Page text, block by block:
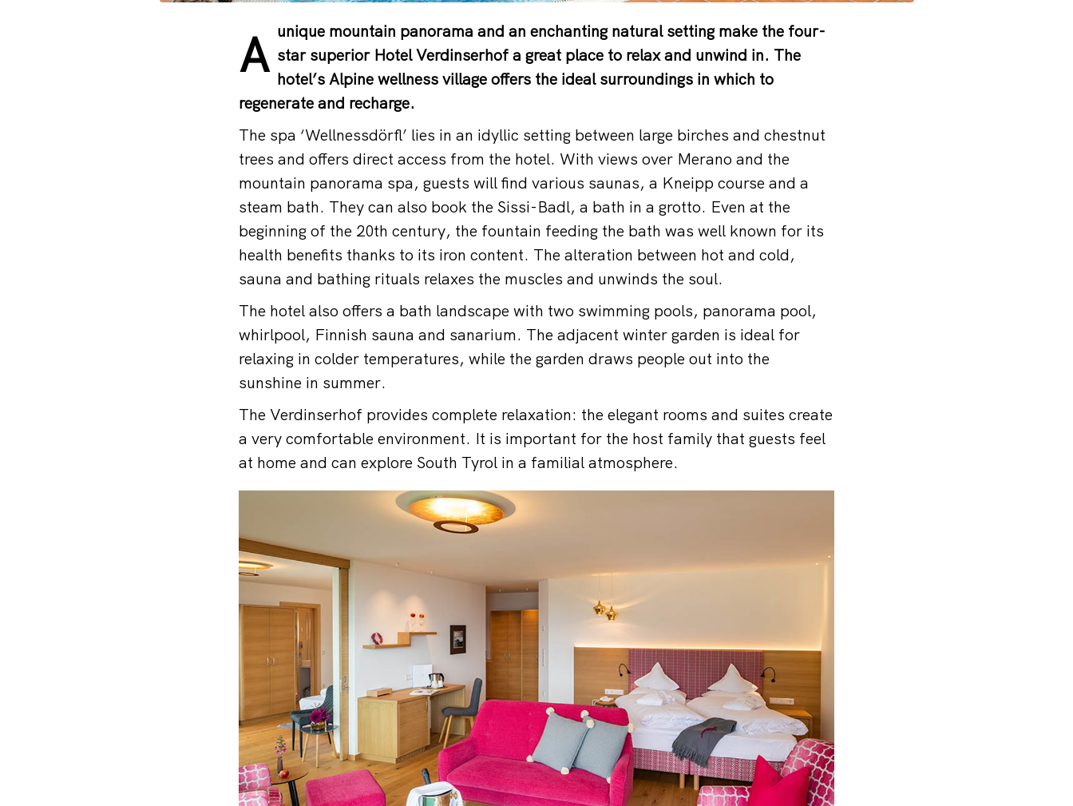
A unique mountain panorama and an enchanting natural setting make the four-
star superior Hotel Verdinserhof a great place to relax and unwind in. The
hotel’s Alpine wellness village offers the ideal surroundings in which to
regenerate and recharge.
The spa ‘Wellnessdörfl’ lies in an idyllic setting between large birches and chestnut
trees and offers direct access from the hotel. With views over Merano and the
mountain panorama spa, guests will find various saunas, a Kneipp course and a
steam bath. They can also book the Sissi-Badl, a bath in a grotto. Even at the
beginning of the 20th century, the fountain feeding the bath was well known for its
health benefits thanks to its iron content. The alteration between hot and cold,
sauna and bathing rituals relaxes the muscles and unwinds the soul.
The hotel also offers a bath landscape with two swimming pools, panorama pool,
whirlpool, Finnish sauna and sanarium. The adjacent winter garden is ideal for
relaxing in colder temperatures, while the garden draws people out into the
sunshine in summer.
The Verdinserhof provides complete relaxation: the elegant rooms and suites create
a very comfortable environment. It is important for the host family that guests feel
at home and can explore South Tyrol in a familial atmosphere.